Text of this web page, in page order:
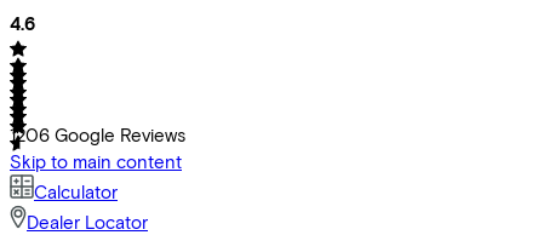
4.6
1206 Google Reviews
Skip to main content
Calculator
Dealer Locator